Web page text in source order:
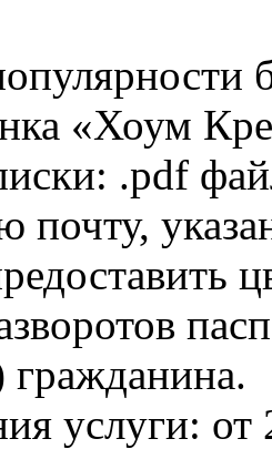
«Хоум
.pdf
почту,
гражданина.
услуги: от